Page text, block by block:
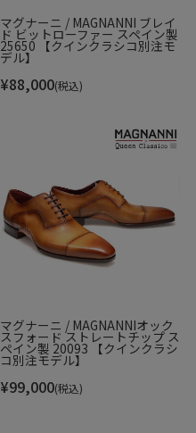
マグナーニ / MAGNANNI ブレイ
ド ビットローファー スペイン製
25650 【クインクラシコ別注モ
デル】
¥88,000(税込)
マグナーニ / MAGNANNIオック
スフォード ストレートチップ ス
ペイン製 20093 【クインクラシ
コ別注モデル】
¥99,000(税込)